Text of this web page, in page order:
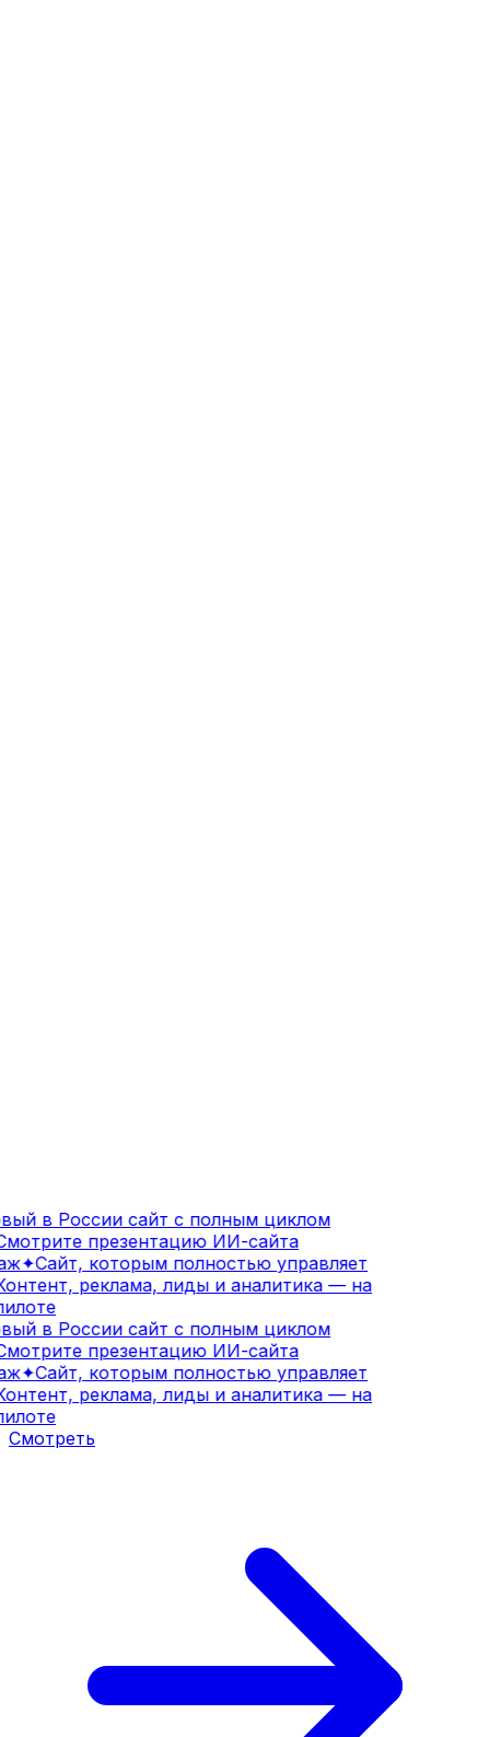
в России сайт с полным циклом
презентацию ИИ-сайта
✦Сайт, которым полностью управляет
реклама, лиды и аналитика — на
в России сайт с полным циклом
презентацию ИИ-сайта
✦Сайт, которым полностью управляет
реклама, лиды и аналитика — на
Смотреть